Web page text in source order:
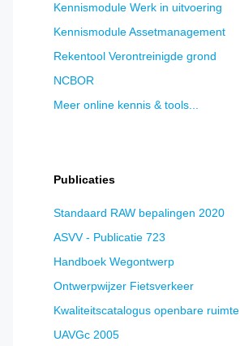
Kennismodule Werk in uitvoering
Kennismodule Assetmanagement
Rekentool Verontreinigde grond
NCBOR
Meer online kennis & tools...
Publicaties
Standaard RAW bepalingen 2020
ASVV - Publicatie 723
Handboek Wegontwerp
Ontwerpwijzer Fietsverkeer
Kwaliteitscatalogus openbare ruimte
UAVGc 2005